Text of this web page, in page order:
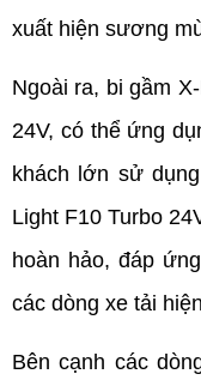
xuất hiện sương
Ngoài ra, bi gầm
24V, có thể ứng
khách lớn sử
Light F10 Turbo
hoàn hảo, đáp
các dòng xe tải
Bên cạnh các